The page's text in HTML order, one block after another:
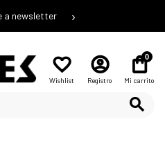
a newsletter ›
Wishlist Registro
0
Mi carrito